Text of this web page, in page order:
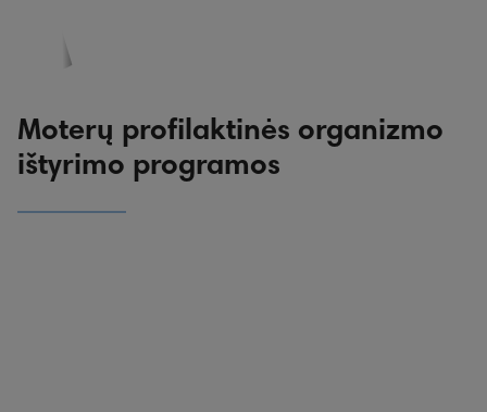
Moterų profilaktinės organizmo
ištyrimo programos